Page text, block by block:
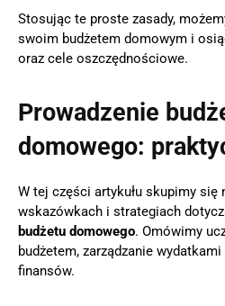
Stosując te proste zasady,
swoim budżetem domowym i
oraz cele oszczędnościowe.
Prowadzenie
domowego:
W tej części artykułu skupimy się
wskazówkach i strategiach
budżetu domowego. Omówimy
budżetem, zarządzanie
finansów.